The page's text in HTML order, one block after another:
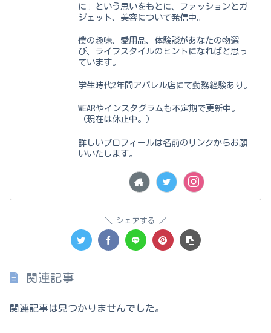
に」という思いをもとに、ファッションとガ
ジェット、美容について発信中。
僕の趣味、愛用品、体験談があなたの物選
び、ライフスタイルのヒントになればと思っ
ています。
学生時代2年間アパレル店にて勤務経験あり。
WEARやインスタグラムも不定期で更新中。
（現在は休止中。）
詳しいプロフィールは名前のリンクからお願
いいたします。
シェアする
関連記事
関連記事は見つかりませんでした。